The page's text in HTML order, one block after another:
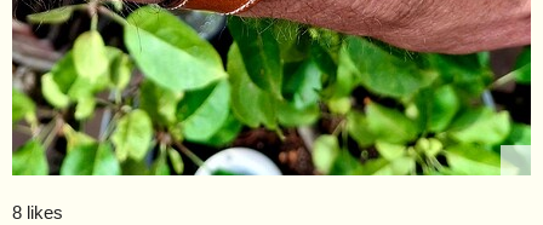
8 likes